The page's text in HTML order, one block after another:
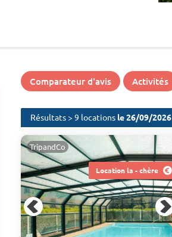
Comparateur d'avis Activités
Résultats > 9 locations le 26/09/2026
Location la - chère
TripandCo